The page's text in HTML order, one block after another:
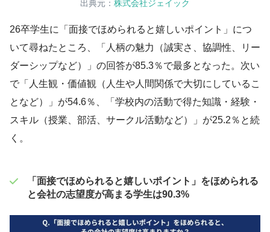
出典元： 株式会社ジェイック
26卒学生に「面接でほめられると嬉しいポイント」につ
いて尋ねたところ、「人柄の魅力（誠実さ、協調性、リー
ダーシップなど）」の回答が85.3％で最多となった。次い
で「人生観・価値観（人生や人間関係で大切にしているこ
となど）」が54.6％、「学校内の活動で得た知識・経験・
スキル（授業、部活、サークル活動など）」が25.2％と続
く。
「面接でほめられると嬉しいポイント」をほめられる
と会社の志望度が高まる学生は90.3%